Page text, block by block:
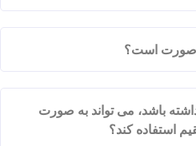
صورت است؟
باشد، می تواند به صورت
استفاده کند؟